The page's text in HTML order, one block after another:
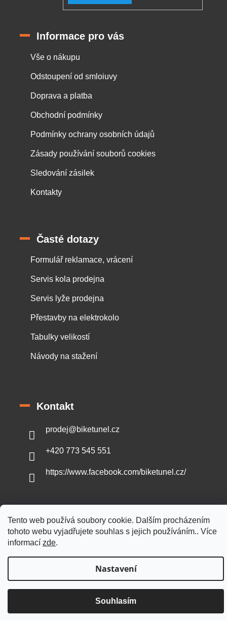
Tento web používá soubory cookie. Dalším procházením
tohoto webu vyjadřujete souhlas s jejich používáním.. Více
informací zde.
Nastavení
Souhlasím
Informace pro vás
Vše o nákupu
Odstoupení od smloiuvy
Doprava a platba
Obchodní podmínky
Podmínky ochrany osobních údajů
Zásady používání souborů cookies
Sledování zásilek
Kontakty
Časté dotazy
Formulář reklamace, vrácení
Servis kola prodejna
Servis lyže prodejna
Přestavby na elektrokolo
Tabulky velikostí
Návody na stažení
Kontakt
prodej@biketunel.cz
+420 773 545 551
https://www.facebook.com/biketunel.cz/
Vytvořil Shoptet
Copyright 2026BikeTunel.cz. Všechna práva vyhrazena.